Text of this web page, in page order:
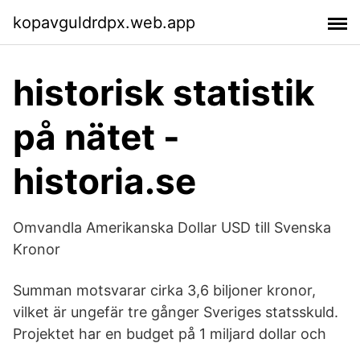
kopavguldrdpx.web.app
historisk statistik
på nätet -
historia.se
Omvandla Amerikanska Dollar USD till Svenska
Kronor
Summan motsvarar cirka 3,6 biljoner kronor,
vilket är ungefär tre gånger Sveriges statsskuld.
Projektet har en budget på 1 miljard dollar och